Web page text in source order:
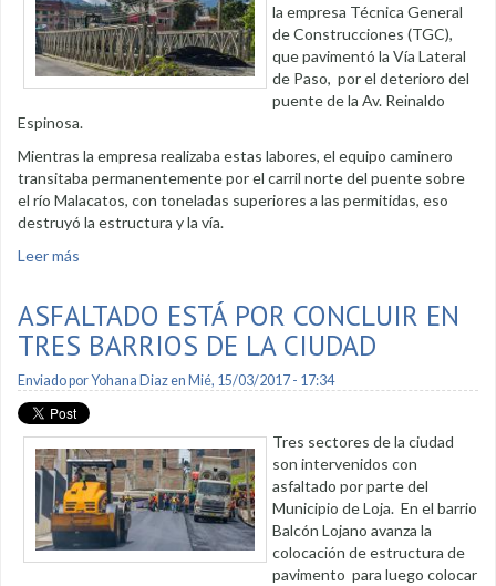
la empresa Técnica General
de Construcciones (TGC),
que pavimentó la Vía Lateral
de Paso, por el deterioro del
puente de la Av. Reinaldo
Espinosa.
Mientras la empresa realizaba estas labores, el equipo caminero
transitaba permanentemente por el carril norte del puente sobre
el río Malacatos, con toneladas superiores a las permitidas, eso
destruyó la estructura y la vía.
Leer más
ASFALTADO ESTÁ POR CONCLUIR EN
TRES BARRIOS DE LA CIUDAD
Enviado porYohana Diazen Mié, 15/03/2017 - 17:34
Tres sectores de la ciudad
son intervenidos con
asfaltado por parte del
Municipio de Loja. En el barrio
Balcón Lojano avanza la
colocación de estructura de
pavimento para luego colocar